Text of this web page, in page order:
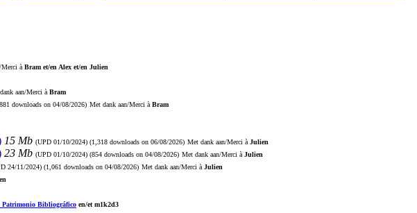
Merci à Bram et/en Alex et/en Julien
aan/Merci à Bram
downloads on 04/08/2026) Met dank aan/Merci à Bram
15 Mb (UPD 01/10/2024) (1,318 downloads on 06/08/2026) Met dank aan/Merci à Julien
23 Mb (UPD 01/10/2024) (854 downloads on 04/08/2026) Met dank aan/Merci à Julien
24/11/2024) (1,061 downloads on 04/08/2026) Met dank aan/Merci à Julien
Bibliográfico en/et m1k2d3